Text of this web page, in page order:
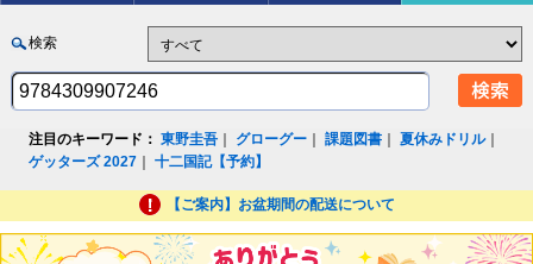
検索
注目のキーワード： 東野圭吾 グローグー ｜課題図書 ｜夏休みドリル｜
ゲッターズ 2027 ｜十二国記【予約】
【ご案内】お盆期間の配送について